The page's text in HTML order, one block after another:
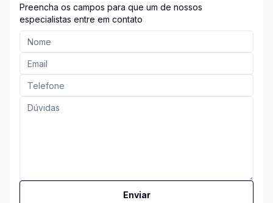
Preencha os campos para que um de nossos
especialistas entre em contato
Enviar